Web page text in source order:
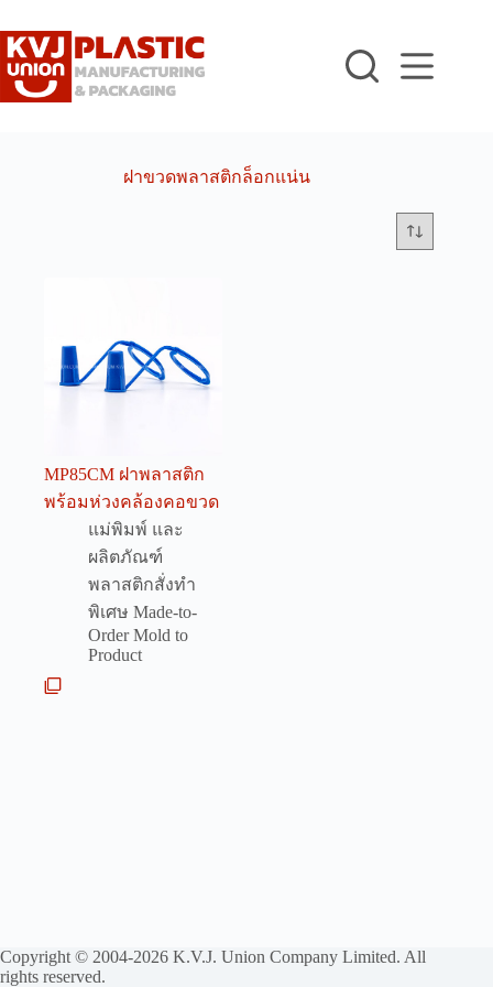
to
content
ฝาขวดพลาสติกล็อกแน่น
MP85CM ฝาพลาสติก
พร้อมห่วงคล้องคอขวด
แม่พิมพ์ และ
ผลิตภัณฑ์
พลาสติกสั่งทำ
พิเศษ Made-to-
Order Mold to
Product
Copyright © 2004-2026 K.V.J. Union Company Limited. All
rights reserved.